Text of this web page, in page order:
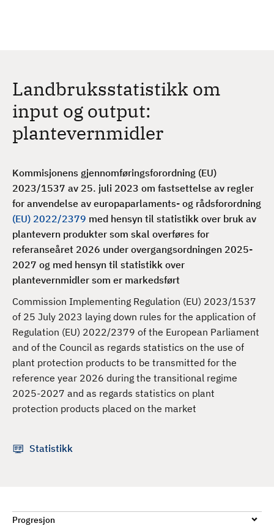
Landbruksstatistikk om
input og output:
plantevernmidler
Kommisjonens gjennomføringsforordning (EU)
2023/1537 av 25. juli 2023 om fastsettelse av regler
for anvendelse av europaparlaments- og rådsforordning
(EU) 2022/2379 med hensyn til statistikk over bruk av
plantevern produkter som skal overføres for
referanseåret 2026 under overgangsordningen 2025-
2027 og med hensyn til statistikk over
plantevernmidler som er markedsført
Commission Implementing Regulation (EU) 2023/1537
of 25 July 2023 laying down rules for the application of
Regulation (EU) 2022/2379 of the European Parliament
and of the Council as regards statistics on the use of
plant protection products to be transmitted for the
reference year 2026 during the transitional regime
2025-2027 and as regards statistics on plant
protection products placed on the market
Statistikk
Progresjon